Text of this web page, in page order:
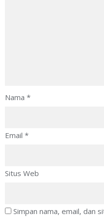
Nama *
Email *
Situs Web
Simpan nama, email, dan